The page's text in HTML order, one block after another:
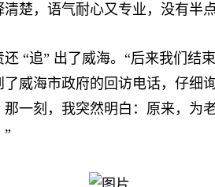
楚，语气耐心又专业，没有半点
“追” 出了威海。“后来我们结
威海市政府的回访电话，仔细
一刻，我突然明白：原来，为